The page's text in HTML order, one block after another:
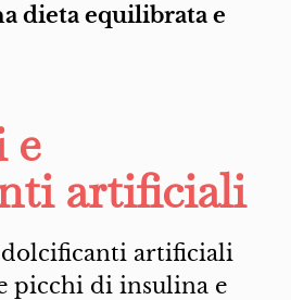
dieta equilibrata e
e
artificiali
artificiali
picchi di insulina e